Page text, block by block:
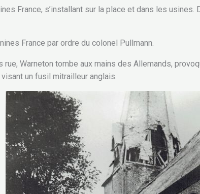
France, s’installant sur la place et dans les
France par ordre du colonel Pullmann.
Warneton tombe aux mains des Allemands,
un fusil mitrailleur anglais.